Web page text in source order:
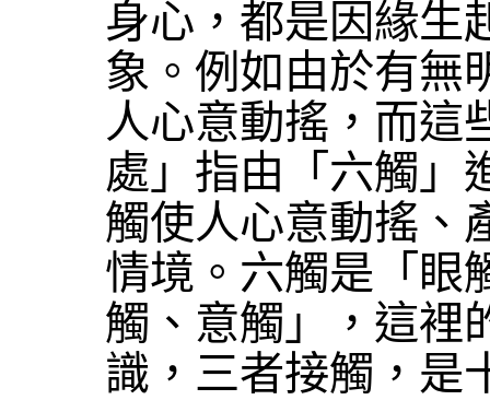
身心，都是因緣生
象。例如由於有無
人心意動搖，而這
處」指由「六觸」
觸使人心意動搖、
情境。六觸是「眼
觸、意觸」，這裡
識，三者接觸，是